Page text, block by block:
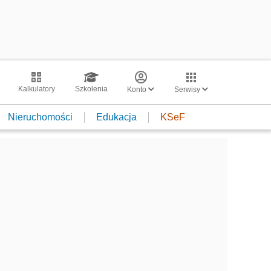
Kalkulatory Szkolenia Konto Serwisy
Nieruchomości Edukacja KSeF